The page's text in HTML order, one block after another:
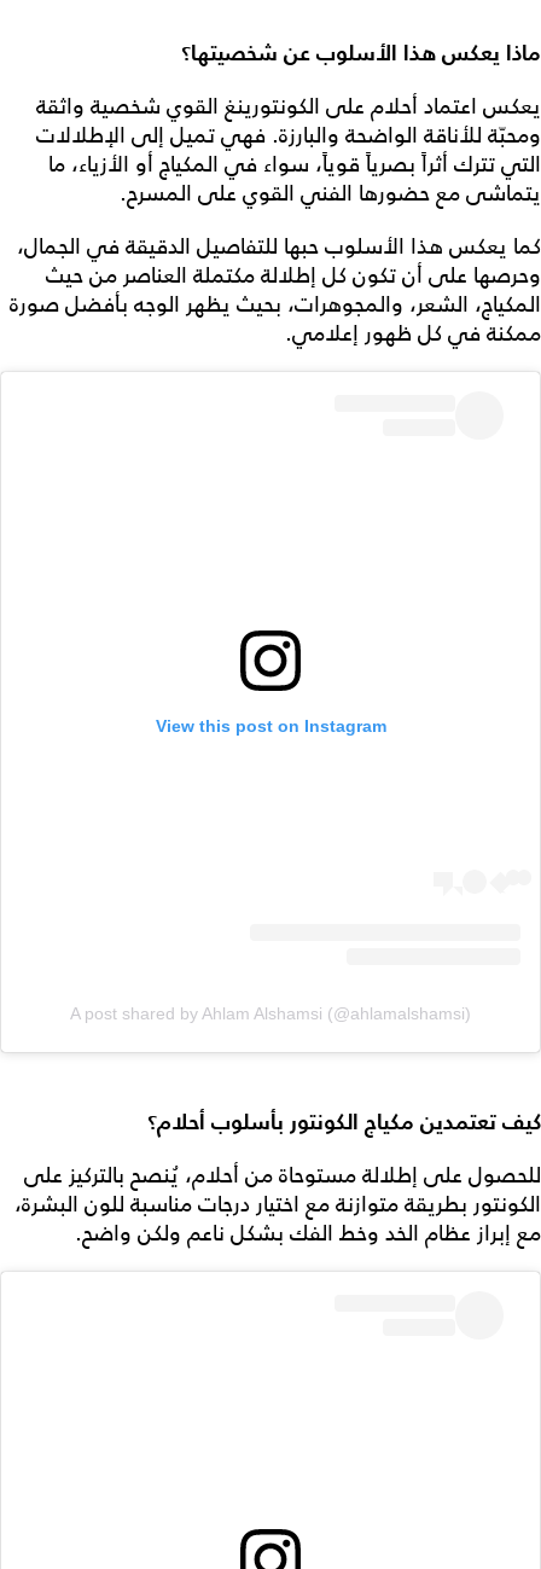
ماذا يعكس هذا الأسلوب عن شخصيتها؟
يعكس اعتماد أحلام على الكونتورينغ القوي شخصية واثقة
ومحبّة للأناقة الواضحة والبارزة. فهي تميل إلى الإطلالات
التي تترك أثراً بصرياً قوياً، سواء في المكياج أو الأزياء، ما
يتماشى مع حضورها الفني القوي على المسرح.
كما يعكس هذا الأسلوب حبها للتفاصيل الدقيقة في الجمال،
وحرصها على أن تكون كل إطلالة مكتملة العناصر من حيث
المكياج، الشعر، والمجوهرات، بحيث يظهر الوجه بأفضل صورة
ممكنة في كل ظهور إعلامي.
View this post on Instagram
A post shared by Ahlam Alshamsi (@ahlamalshamsi)
كيف تعتمدين مكياج الكونتور بأسلوب أحلام؟
للحصول على إطلالة مستوحاة من أحلام، يُنصح بالتركيز على
الكونتور بطريقة متوازنة مع اختيار درجات مناسبة للون البشرة،
مع إبراز عظام الخد وخط الفك بشكل ناعم ولكن واضح.